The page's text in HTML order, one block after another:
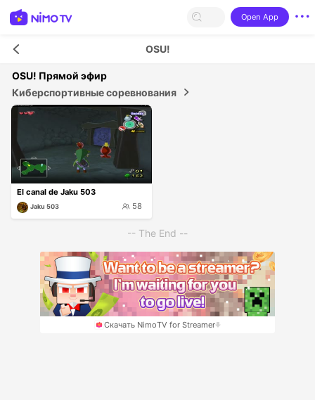
Open App
OSU!
OSU! Прямой эфир
Киберспортивные соревнования
El canal de Jaku 503
Jaku 503 58
-- The End --
Скачать NimoTV for Streamer